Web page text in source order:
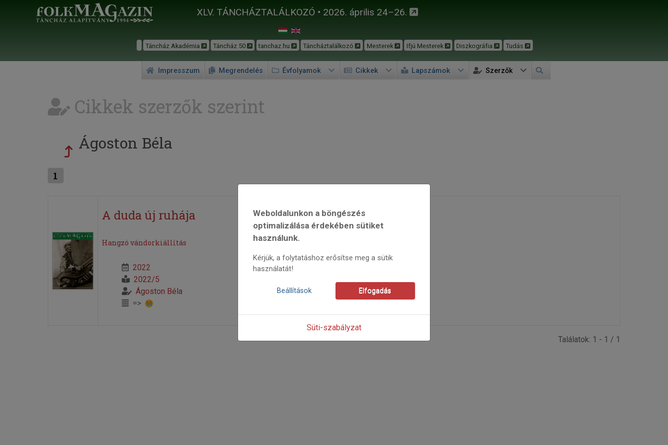
XLV. TÁNCHÁZTALÁLKOZÓ • 2026. április 24–26.
Táncház Akadémia Táncház 50 tanchaz.hu Táncháztalálkozó Mesterek Ifjú Mesterek Diszkográfia Tudás
Impresszum Megrendelés Évfolyamok Cikkek Lapszámok Szerzők
Cikkek szerzők szerint
Ágoston Béla
1
A duda új ruhája
Hangzó vándorkiállítás
2022
2022/5
Ágoston Béla
=>
Találatok: 1 - 1 / 1
Weboldalunkon a böngészés
optimalizálása érdekében sütiket
használunk.
Kérjük, a folytatáshoz erősítse meg a sütik
használatát!
Beállítások Elfogadás
Süti-szabályzat